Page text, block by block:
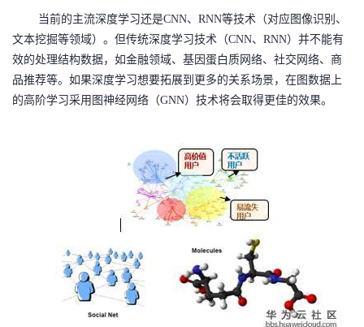
客
论
坛
的
圈
子
我
的
直
我
的
我
Programs
当前的主流深度学习还是CNN、RNN等技术（对应图像识别、
文本挖掘等领域）。但传统深度学习技术（CNN、RNN）并不能有
效的处理结构数据，如金融领域、基因蛋白质网络、社交网络、商
品推荐等。如果深度学习想要拓展到更多的关系场景，在图数据上
的高阶学习采用图神经网络（GNN）技术将会取得更佳的效果。